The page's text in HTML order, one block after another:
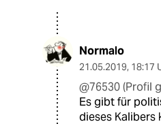
Normalo
21.05.2019, 18:17
@76530 (Profil
Es gibt für
dieses Kalibers